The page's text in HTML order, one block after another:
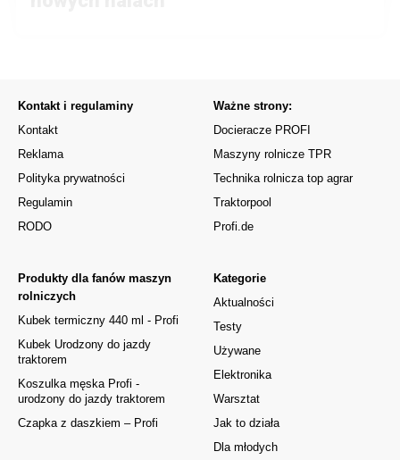
Kontakt i regulaminy
Kontakt
Reklama
Polityka prywatności
Regulamin
RODO
Kategorie
Aktualności
Testy
Używane
Elektronika
Warsztat
Jak to działa
Dla młodych
Produkty dla fanów maszyn
rolniczych
Kubek termiczny 440 ml - Profi
Kubek Urodzony do jazdy
traktorem
Koszulka męska Profi -
urodzony do jazdy traktorem
Czapka z daszkiem – Profi
Ważne strony:
Docieracze PROFI
Maszyny rolnicze TPR
Technika rolnicza top agrar
Traktorpool
Profi.de